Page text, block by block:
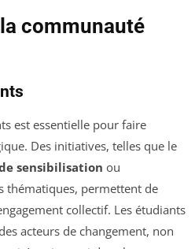
communauté
est essentielle pour faire
Des initiatives, telles que le
sensibilisation ou
thématiques, permettent de
collectif. Les étudiants
acteurs de changement, non